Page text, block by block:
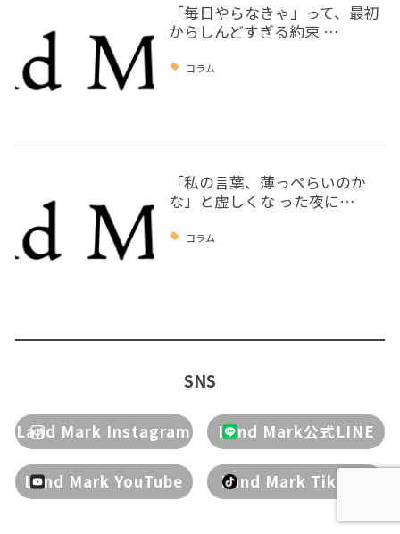
「毎日やらなきゃ」って、最初
からしんどすぎる約束 …
コラム
「私の言葉、薄っぺらいのか
な」と虚しくな った夜に…
コラム
SNS
Land Mark Instagram Land Mark公式LINE
Land Mark YouTube Land Mark Tik Tok